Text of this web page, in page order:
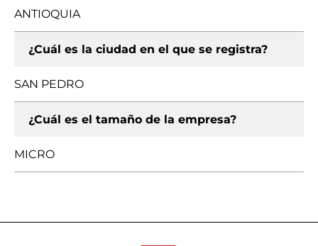
ANTIOQUIA
¿Cuál es la ciudad en el que se registra?
SAN PEDRO
¿Cuál es el tamaño de la empresa?
MICRO